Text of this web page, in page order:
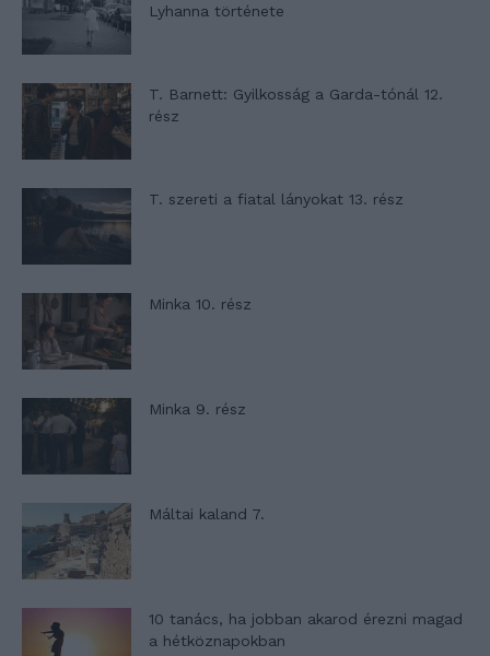
Lyhanna története
T. Barnett: Gyilkosság a Garda-tónál 12.
rész
T. szereti a fiatal lányokat 13. rész
Minka 10. rész
Minka 9. rész
Máltai kaland 7.
10 tanács, ha jobban akarod érezni magad
a hétköznapokban